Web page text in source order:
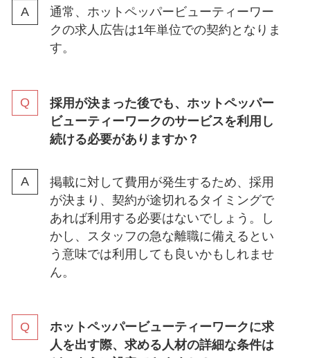
通常、ホットペッパービューティーワー
クの求人広告は1年単位での契約となりま
す。
採用が決まった後でも、ホットペッパー
ビューティーワークのサービスを利用し
続ける必要がありますか？
掲載に対して費用が発生するため、採用
が決まり、契約が途切れるタイミングで
あれば利用する必要はないでしょう。し
かし、スタッフの急な離職に備えるとい
う意味では利用しても良いかもしれませ
ん。
ホットペッパービューティーワークに求
人を出す際、求める人材の詳細な条件は